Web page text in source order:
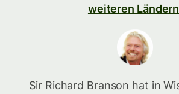
weiteren Ländern
Sir Richard Branson hat in